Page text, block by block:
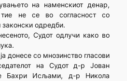
на наменскиот денар,
не се во согласност со
законски одредби.
Судот одлучи како во
донесе со мнозинство гласови
на Судот д-р Јован
Бахри Исљами, д-р Никола